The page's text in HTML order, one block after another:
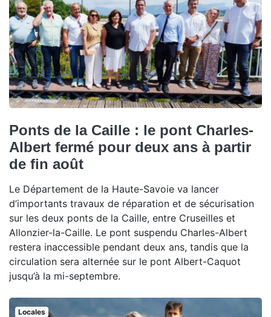
Ponts de la Caille : le pont Charles-
Albert fermé pour deux ans à partir
de fin août
Le Département de la Haute-Savoie va lancer
d’importants travaux de réparation et de sécurisation
sur les deux ponts de la Caille, entre Cruseilles et
Allonzier-la-Caille. Le pont suspendu Charles-Albert
restera inaccessible pendant deux ans, tandis que la
circulation sera alternée sur le pont Albert-Caquot
jusqu’à la mi-septembre.
Locales